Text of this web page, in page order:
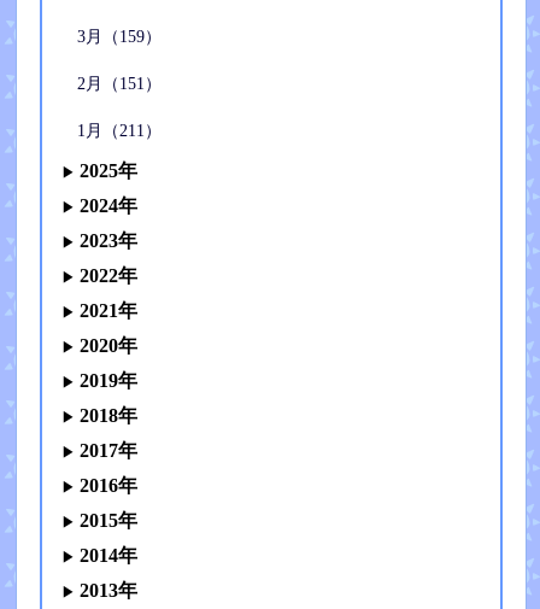
3月（159）
2月（151）
1月（211）
2025年
2024年
2023年
2022年
2021年
2020年
2019年
2018年
2017年
2016年
2015年
2014年
2013年